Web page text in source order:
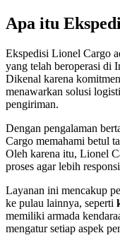
Apa itu
Ekspedisi Lionel Cargo
yang telah beroperasi di
Dikenal karena
menawarkan solusi
pengiriman.
Dengan pengalaman
Cargo memahami betul
Oleh karena itu, Lionel
proses agar lebih
Layanan ini mencakup
ke pulau lainnya, seperti
memiliki armada
mengatur setiap aspek